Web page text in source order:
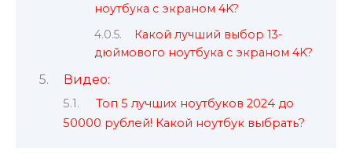
ноутбука с экраном 4K?
Какой лучший выбор 13-
дюймового ноутбука с экраном 4K?
Видео:
Топ 5 лучших ноутбуков 2024 до
50000 рублей! Какой ноутбук выбрать?